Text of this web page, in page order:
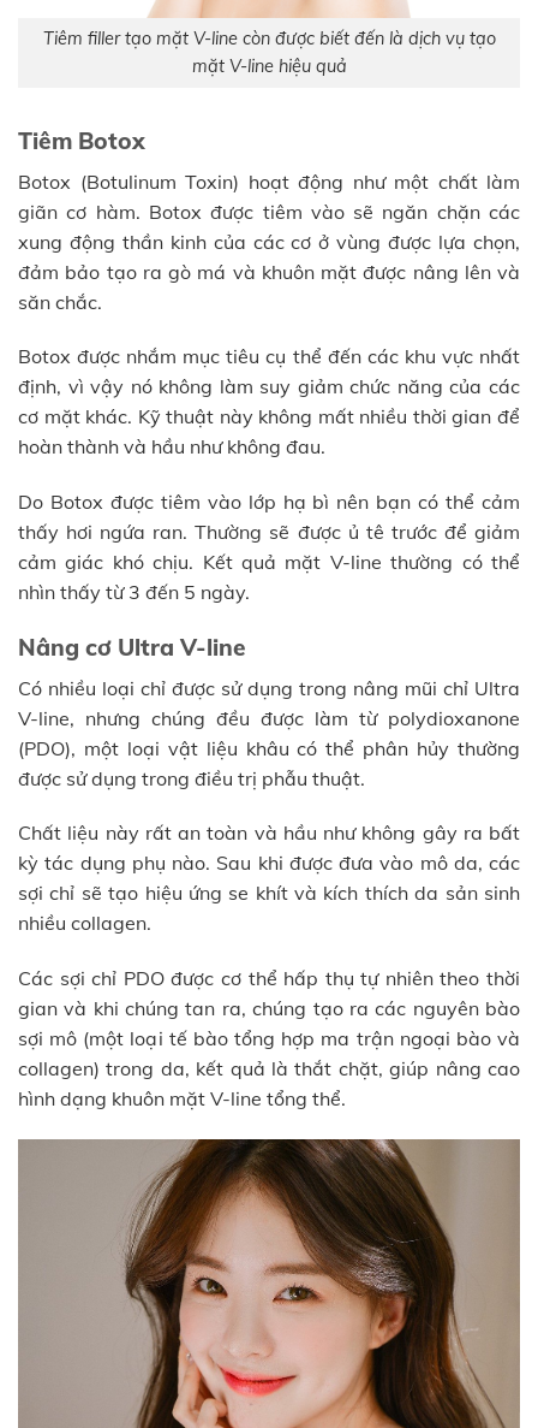
Tiêm filler tạo mặt V-line còn được biết đến là dịch vụ tạo
mặt V-line hiệu quả
Tiêm Botox
Botox (Botulinum Toxin) hoạt động như một chất làm
giãn cơ hàm. Botox được tiêm vào sẽ ngăn chặn các
xung động thần kinh của các cơ ở vùng được lựa chọn,
đảm bảo tạo ra gò má và khuôn mặt được nâng lên và
săn chắc.
Botox được nhắm mục tiêu cụ thể đến các khu vực nhất
định, vì vậy nó không làm suy giảm chức năng của các
cơ mặt khác. Kỹ thuật này không mất nhiều thời gian để
hoàn thành và hầu như không đau.
Do Botox được tiêm vào lớp hạ bì nên bạn có thể cảm
thấy hơi ngứa ran. Thường sẽ được ủ tê trước để giảm
cảm giác khó chịu. Kết quả mặt V-line thường có thể
nhìn thấy từ 3 đến 5 ngày.
Nâng cơ Ultra V-line
Có nhiều loại chỉ được sử dụng trong nâng mũi chỉ Ultra
V-line, nhưng chúng đều được làm từ polydioxanone
(PDO), một loại vật liệu khâu có thể phân hủy thường
được sử dụng trong điều trị phẫu thuật.
Chất liệu này rất an toàn và hầu như không gây ra bất
kỳ tác dụng phụ nào. Sau khi được đưa vào mô da, các
sợi chỉ sẽ tạo hiệu ứng se khít và kích thích da sản sinh
nhiều collagen.
Các sợi chỉ PDO được cơ thể hấp thụ tự nhiên theo thời
gian và khi chúng tan ra, chúng tạo ra các nguyên bào
sợi mô (một loại tế bào tổng hợp ma trận ngoại bào và
collagen) trong da, kết quả là thắt chặt, giúp nâng cao
hình dạng khuôn mặt V-line tổng thể.